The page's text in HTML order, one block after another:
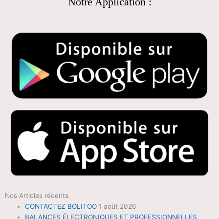
Nos Articles récents
CONTACTEZ BOLITOO 1 août 2026
BALANCES ÉLECTRONIQUES ET PROFESSIONNELLES